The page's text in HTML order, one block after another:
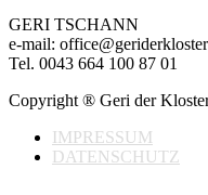
GERI TSCHANN
e-mail:
Tel. 0043 664 100 87 01
Copyright ® Geri der
IMPRESSUM
DATENSCHUTZ